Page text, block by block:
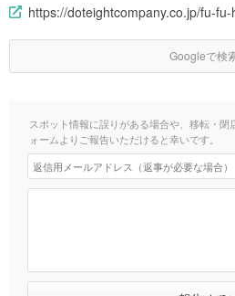
https://doteightcompany.co.jp/fu-
Googleで検
スポット情報に誤りがある場合や、移転・
ォームよりご報告いただけると幸いです。